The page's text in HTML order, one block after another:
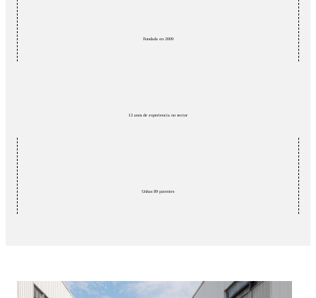
Fundada en 2009
13 anos de experiencia no sector
Unhas 89 patentes